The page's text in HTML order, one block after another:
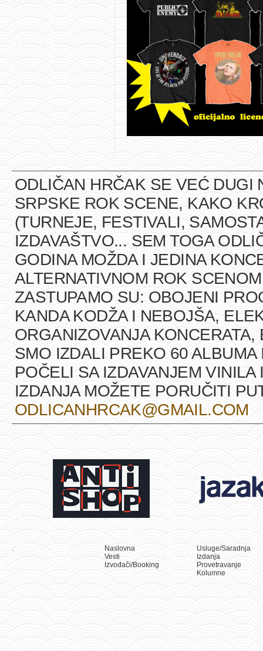
ODLIČAN HRČAK SE VEĆ DUGI
SRPSKE ROK SCENE, KAKO
(TURNEJE, FESTIVALI,
IZDAVAŠTVO... SEM TOGA
GODINA MOŽDA I JEDINA
ALTERNATIVNOM ROK
ZASTUPAMO SU: OBOJENI
KANDA KODŽA I NEBOJŠA,
ORGANIZOVANJA
SMO IZDALI PREKO 60
POČELI SA IZDAVANJEM
IZDANJA MOŽETE PORUČITI
ODLICANHRCAK@GMAIL.COM
Naslovna
Vesti
Izvođači/Booking
Usluge/Saradnja
Izdanja
Provetravanje
Kolumne